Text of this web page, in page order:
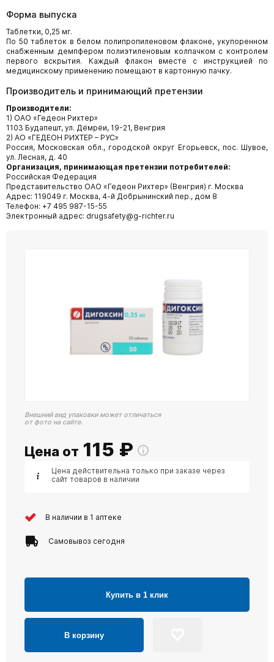
Форма выпуска
Таблетки, 0,25 мг.
По 50 таблеток в белом полипропиленовом флаконе, укупоренном
снабженным демпфером полиэтиленовым колпачком с контролем
первого вскрытия. Каждый флакон вместе с инструкцией по
медицинскому применению помещают в картонную пачку.
Производитель и принимающий претензии
Производители:
1) ОАО «Гедеон Рихтер»
1103 Будапешт, ул. Дёмрёи, 19-21, Венгрия
2) АО «ГЕДЕОН РИХТЕР – РУС»
Россия, Московская обл., городской округ Егорьевск, пос. Шувое,
ул. Лесная, д. 40
Организация, принимающая претензии потребителей:
Российская Федерация
Представительство ОАО «Гедеон Рихтер» (Венгрия) г. Москва
Адрес: 119049 г. Москва, 4-й Добрынинский пер., дом 8
Телефон: +7 495 987-15-55
Электронный адрес: drugsafety@g-richter.ru
Внешний вид упаковки может отличаться
от фото на сайте.
Цена от 115 ₽
Цена действительна только при заказе через
сайт товаров в наличии
В наличии в 1 аптеке
Самовывоз сегодня
Купить в 1 клик
В корзину